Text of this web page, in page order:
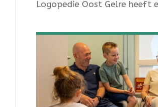
Logopedie Oost Gelre heeft